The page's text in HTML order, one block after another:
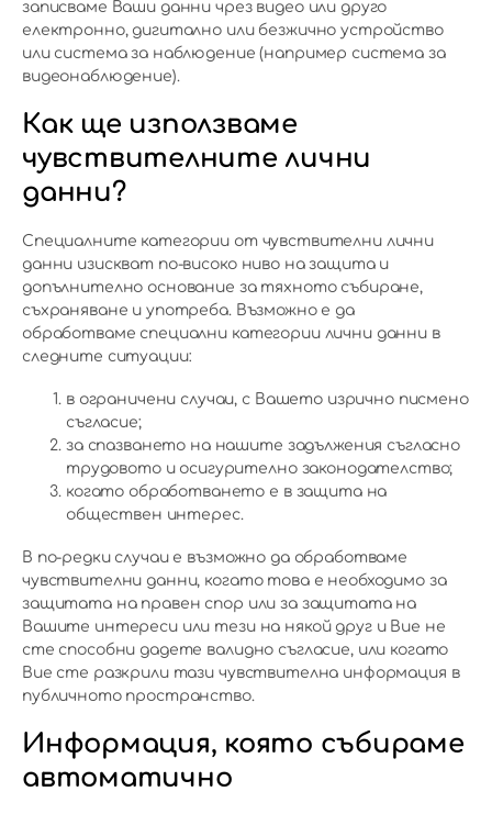
записваме Ваши данни чрез видео или друго
електронно, дигитално или безжично устройство
или система за наблюдение (например система за
видеонаблюдение).
Как ще използваме
чувствителните лични
данни?
Специалните категории от чувствителни лични
данни изискват по-високо ниво на защита и
допълнително основание за тяхното събиране,
съхраняване и употреба. Възможно е да
обработваме специални категории лични данни в
следните ситуации:
в ограничени случаи, с Вашето изрично писмено
съгласие;
за спазването на нашите задължения съгласно
трудовото и осигурително законодателство;
когато обработването е в защита на
обществен интерес.
В по-редки случаи е възможно да обработваме
чувствителни данни, когато това е необходимо за
защитата на правен спор или за защитата на
Вашите интереси или тези на някой друг и Вие не
сте способни дадете валидно съгласие, или когато
Вие сте разкрили тази чувствителна информация в
публичното пространство.
Информация, която събираме
автоматично